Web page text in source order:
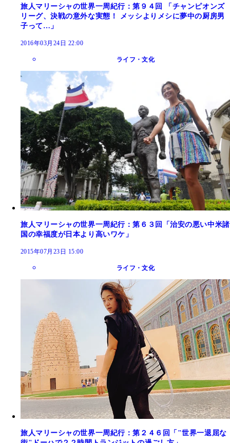
旅人マリーシャの世界一周紀行：第９４回 「チャンピオンズ
リーグ、決戦の意外な実態！ メッシよりメシに夢中の厨房男
子って…」
2016年03月24日 22:00
ライフ・文化
旅人マリーシャの世界一周紀行：第６３回「治安の悪い中米諸
国の幸福度が日本より高いワケ」
2015年07月23日 15:00
ライフ・文化
旅人マリーシャの世界一周紀行：第２４６回「"世界一退屈な